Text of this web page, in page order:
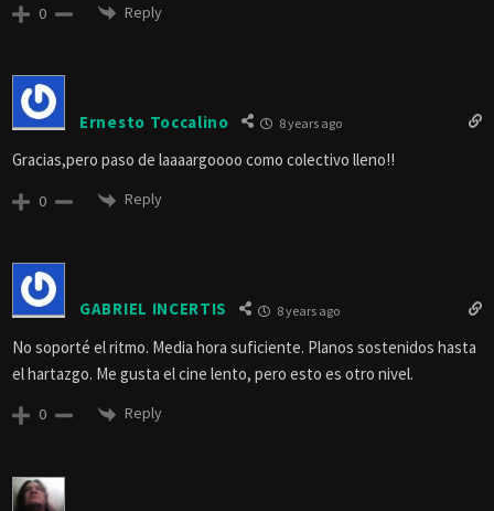
0 Reply
Ernesto Toccalino 8 years ago
Gracias,pero paso de laaaargoooo como colectivo lleno!!
0 Reply
GABRIEL INCERTIS 8 years ago
No soporté el ritmo. Media hora suficiente. Planos sostenidos hasta
el hartazgo. Me gusta el cine lento, pero esto es otro nivel.
0 Reply